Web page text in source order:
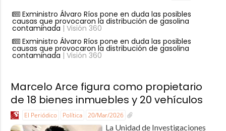
Exministro Álvaro Ríos pone en duda las posibles
causas que provocaron la distribución de gasolina
contaminada | Visión 360
Exministro Álvaro Ríos pone en duda las posibles
causas que provocaron la distribución de gasolina
contaminada | Visión 360
Marcelo Arce figura como propietario
de 18 bienes inmuebles y 20 vehículos
El Periódico Política 20/Mar/2026
La Unidad de Investigaciones